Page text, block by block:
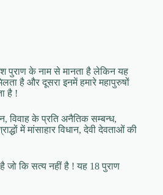
पुराण के नाम से मानता है लेकिन यह
है और दूसरा इनमें हमारे महापुरुषों
है !
विवाह के प्रति अनैतिक सम्बन्ध,
में मांसाहार विधान, देवी देवताओं की
जो कि सत्य नहीं है ! यह 18 पुराण